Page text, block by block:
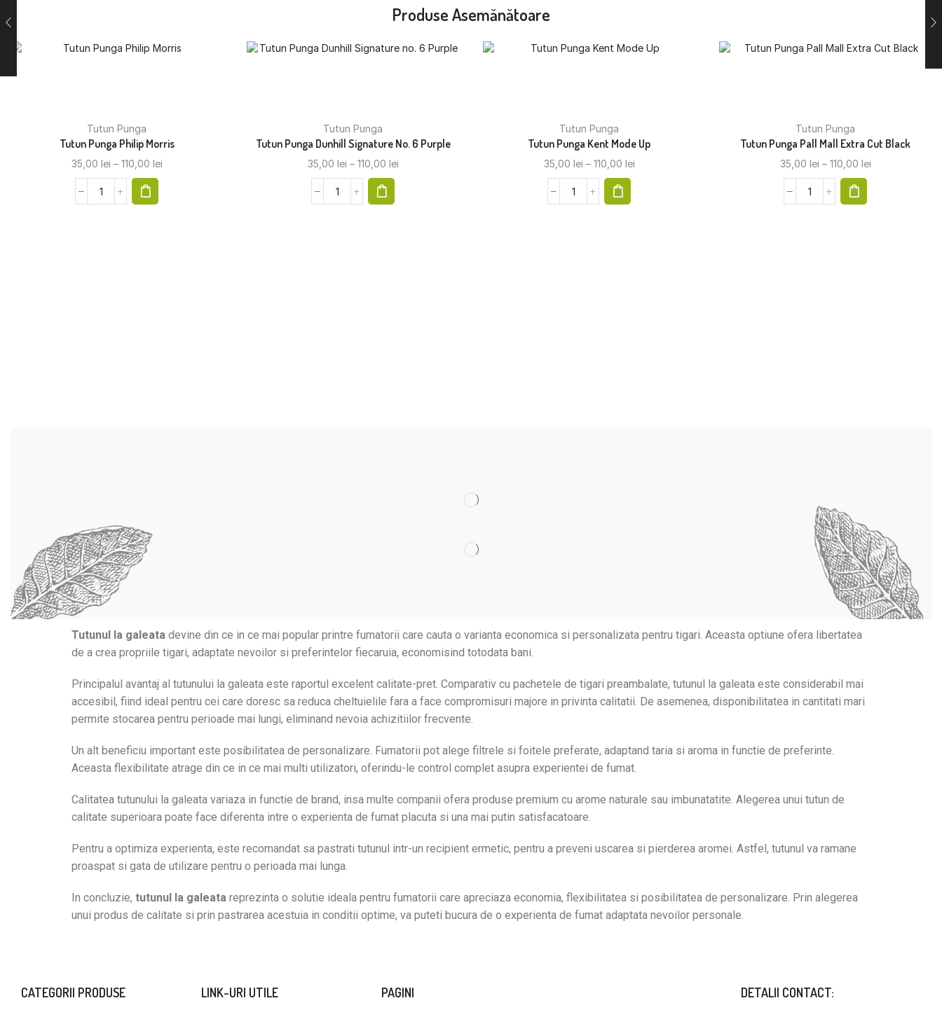
Produse Asemănătoare
Tutun Punga
Tutun Punga Philip Morris
35,00 lei – 110,00 lei
Tutun Punga
Tutun Punga Dunhill Signature No. 6 Purple
35,00 lei – 110,00 lei
Tutun Punga
Tutun Punga Kent Mode Up
35,00 lei – 110,00 lei
Tutun Punga
Tutun Punga Pall Mall Extra Cut Black
35,00 lei – 110,00 lei
Tutunul la galeata devine din ce in ce mai popular printre fumatorii care cauta o varianta economica si personalizata pentru tigari. Aceasta optiune ofera libertatea
de a crea propriile tigari, adaptate nevoilor si preferintelor fiecaruia, economisind totodata bani.
Principalul avantaj al tutunului la galeata este raportul excelent calitate-pret. Comparativ cu pachetele de tigari preambalate, tutunul la galeata este considerabil mai
accesibil, fiind ideal pentru cei care doresc sa reduca cheltuielile fara a face compromisuri majore in privinta calitatii. De asemenea, disponibilitatea in cantitati mari
permite stocarea pentru perioade mai lungi, eliminand nevoia achizitiilor frecvente.
Un alt beneficiu important este posibilitatea de personalizare. Fumatorii pot alege filtrele si foitele preferate, adaptand taria si aroma in functie de preferinte.
Aceasta flexibilitate atrage din ce in ce mai multi utilizatori, oferindu-le control complet asupra experientei de fumat.
Calitatea tutunului la galeata variaza in functie de brand, insa multe companii ofera produse premium cu arome naturale sau imbunatatite. Alegerea unui tutun de
calitate superioara poate face diferenta intre o experienta de fumat placuta si una mai putin satisfacatoare.
Pentru a optimiza experienta, este recomandat sa pastrati tutunul intr-un recipient ermetic, pentru a preveni uscarea si pierderea aromei. Astfel, tutunul va ramane
proaspat si gata de utilizare pentru o perioada mai lunga.
In concluzie, tutunul la galeata reprezinta o solutie ideala pentru fumatorii care apreciaza economia, flexibilitatea si posibilitatea de personalizare. Prin alegerea
unui produs de calitate si prin pastrarea acestuia in conditii optime, va puteti bucura de o experienta de fumat adaptata nevoilor personale.
CATEGORII PRODUSE LINK-URI UTILE PAGINI DETALII CONTACT: